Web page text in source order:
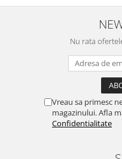
Nu rata
Vreau sa primesc
magazinului. Afla
Confidentialitate